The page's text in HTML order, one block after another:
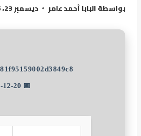
بواسطةالبابا أحمد عامر ديسمبر 23, 2025
📅 Updated on: 2025-12-20